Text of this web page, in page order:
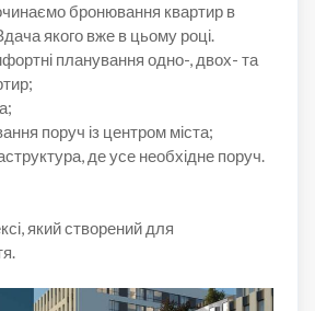
бронювання квартир в
якого вже в цьому році.⠀
планування одно-, двох- та
⠀
⠀
поруч із центром міста; ⠀
де усе необхідне поруч.
який створений для